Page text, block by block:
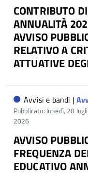
CONTRIBUTO
ANNUALITÀ
AVVISO
RELATIVO A
ATTUATIVE
Avvisi e bandi |
Pubblicato: lunedì, 20
2026
AVVISO
FREQUENZA
EDUCATIVO